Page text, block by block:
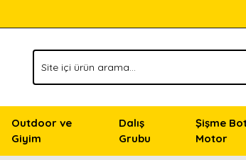
Outdoor ve
Giyim
Dalış
Grubu
Şişme
Motor